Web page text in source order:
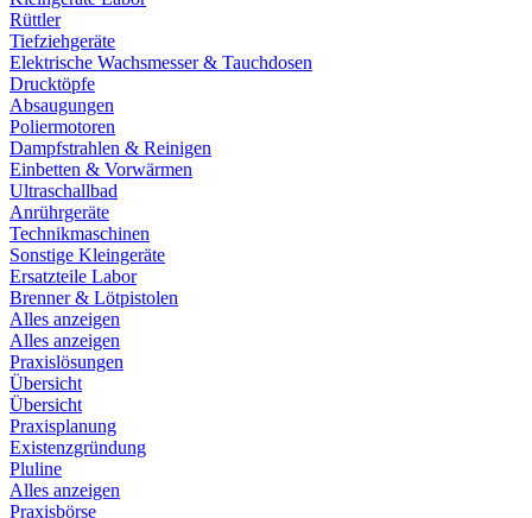
Rüttler
Tiefziehgeräte
Elektrische Wachsmesser & Tauchdosen
Drucktöpfe
Absaugungen
Poliermotoren
Dampfstrahlen & Reinigen
Einbetten & Vorwärmen
Ultraschallbad
Anrührgeräte
Technikmaschinen
Sonstige Kleingeräte
Ersatzteile Labor
Brenner & Lötpistolen
Alles anzeigen
Alles anzeigen
Praxislösungen
Übersicht
Übersicht
Praxisplanung
Existenzgründung
Pluline
Alles anzeigen
Praxisbörse